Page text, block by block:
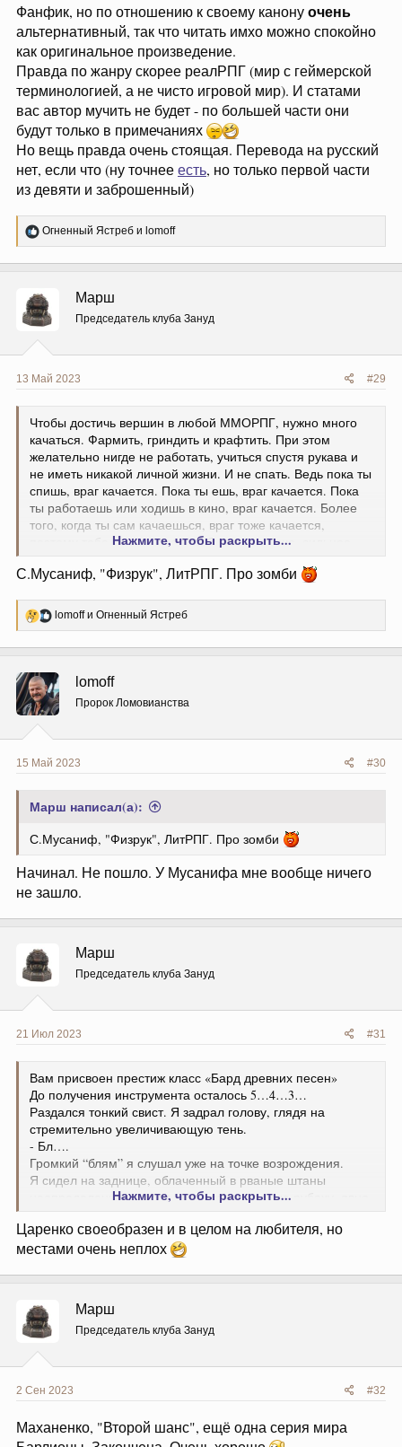
Фанфик, но по отношению к своему канонуочень
альтернативный, так что читать имхо можно спокойно
как оригинальное произведение.
Правда по жанру скорее реалРПГ (мир с геймерской
терминологией, а не чисто игровой мир). И статами
вас автор мучить не будет - по большей части они
будут только в примечаниях
Но вещь правда очень стоящая. Перевода на русский
нет, если что (ну точнееесть, но только первой части
из девяти и заброшенный)
Р
е
и
и
:
Огненный Ястреб и lomoff
Марш
Председатель клуба Зануд
13 Май 2023 #29
Чтобы достичь вершин в любой ММОРПГ, нужно много
качаться. Фармить, гриндить и крафтить. При этом
желательно нигде не работать, учиться спустя рукава и
не иметь никакой личной жизни. И не спать. Ведь пока ты
спишь, враг качается. Пока ты ешь, враг качается. Пока
ты работаешь или ходишь в кино, враг качается. Более
того, когда ты сам качаешься, враг тоже качается,
поэтому тебе нужно качаться быстрее, выше, сильнее,
твои качели к чертовой матери.
Нажмите, чтобы раскрыть...
С.Мусаниф, "Физрук", ЛитРПГ. Про зомби
Р
е
ц
и
и
:
lomoffи Огненный Ястреб
lomoff
Пророк Ломовианства
15 Май 2023 #30
Марш написал(а):
С.Мусаниф, "Физрук", ЛитРПГ. Про зомби
Начинал. Не пошло. У Мусанифа мне вообще ничего
не зашло.
Марш
Председатель клуба Зануд
21 Июл 2023 #31
Вам присвоен престиж класс «Бард древних песен»
До получения инструмента осталось 5…4…3…
Раздался тонкий свист. Я задрал голову, глядя на
стремительно увеличивающую тень.
- Бл….
Громкий “блям” я слушал уже на точке возрождения.
Я сидел на заднице, облаченный в рваные штаны
неопределенного цвета, и такую же рваную рубаху, явно
заботливо подсвеченные системой осколки
мифического рояля.
Нажмите, чтобы раскрыть...
Царенко своеобразен и в целом на любителя, но
местами очень неплох
Марш
Председатель клуба Зануд
2 Сен 2023 #32
Маханенко, "Второй шанс", ещё одна серия мира